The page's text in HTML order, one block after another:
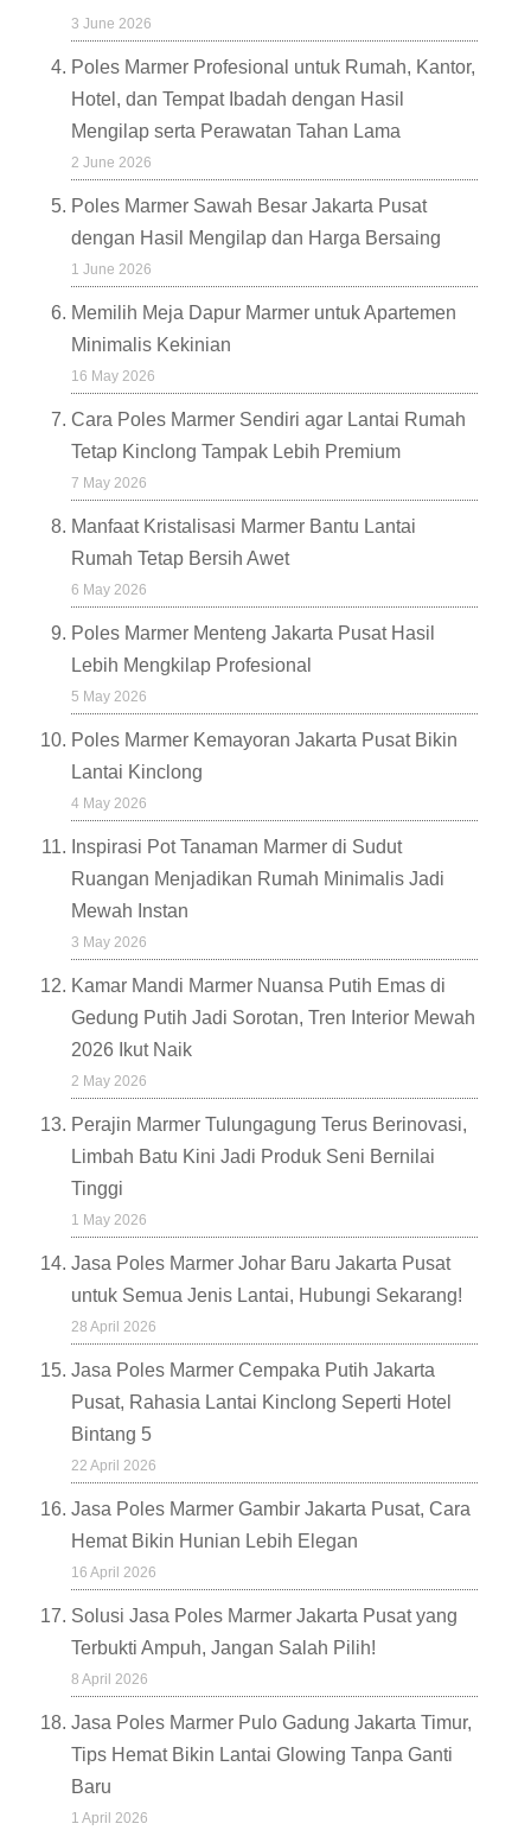
3 June 2026
Poles Marmer Profesional untuk Rumah, Kantor,
Hotel, dan Tempat Ibadah dengan Hasil
Mengilap serta Perawatan Tahan Lama
2 June 2026
Poles Marmer Sawah Besar Jakarta Pusat
dengan Hasil Mengilap dan Harga Bersaing
1 June 2026
Memilih Meja Dapur Marmer untuk Apartemen
Minimalis Kekinian
16 May 2026
Cara Poles Marmer Sendiri agar Lantai Rumah
Tetap Kinclong Tampak Lebih Premium
7 May 2026
Manfaat Kristalisasi Marmer Bantu Lantai
Rumah Tetap Bersih Awet
6 May 2026
Poles Marmer Menteng Jakarta Pusat Hasil
Lebih Mengkilap Profesional
5 May 2026
Poles Marmer Kemayoran Jakarta Pusat Bikin
Lantai Kinclong
4 May 2026
Inspirasi Pot Tanaman Marmer di Sudut
Ruangan Menjadikan Rumah Minimalis Jadi
Mewah Instan
3 May 2026
Kamar Mandi Marmer Nuansa Putih Emas di
Gedung Putih Jadi Sorotan, Tren Interior Mewah
2026 Ikut Naik
2 May 2026
Perajin Marmer Tulungagung Terus Berinovasi,
Limbah Batu Kini Jadi Produk Seni Bernilai
Tinggi
1 May 2026
Jasa Poles Marmer Johar Baru Jakarta Pusat
untuk Semua Jenis Lantai, Hubungi Sekarang!
28 April 2026
Jasa Poles Marmer Cempaka Putih Jakarta
Pusat, Rahasia Lantai Kinclong Seperti Hotel
Bintang 5
22 April 2026
Jasa Poles Marmer Gambir Jakarta Pusat, Cara
Hemat Bikin Hunian Lebih Elegan
16 April 2026
Solusi Jasa Poles Marmer Jakarta Pusat yang
Terbukti Ampuh, Jangan Salah Pilih!
8 April 2026
Jasa Poles Marmer Pulo Gadung Jakarta Timur,
Tips Hemat Bikin Lantai Glowing Tanpa Ganti
Baru
1 April 2026